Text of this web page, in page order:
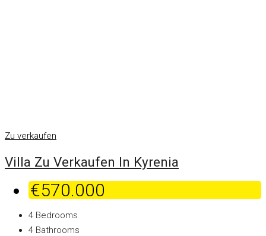
Zu verkaufen
Villa Zu Verkaufen In Kyrenia
€570.000
4 Bedrooms
4 Bathrooms